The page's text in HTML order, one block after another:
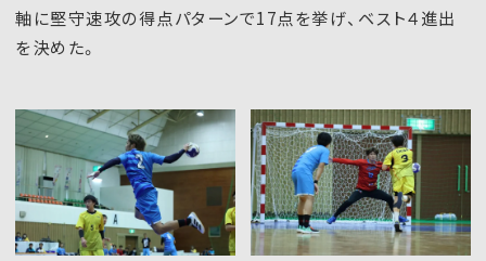
軸に堅守速攻の得点パターンで17点を挙げ、ベスト４進出
を決めた。